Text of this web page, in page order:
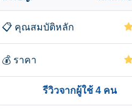
📋 คุณสมบัติหลัก
💰 ราคา
รีวิวจากผู้ใช้ 4 คน